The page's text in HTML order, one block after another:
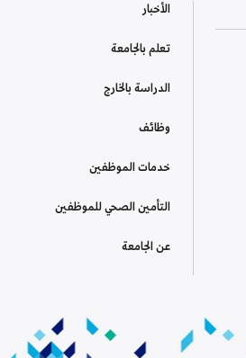
الأخبار
تعلم بالجامعة
الدراسة بالخارج
وظائف
خدمات الموظفين
التأمين الصحي للموظفين
عن الجامعة